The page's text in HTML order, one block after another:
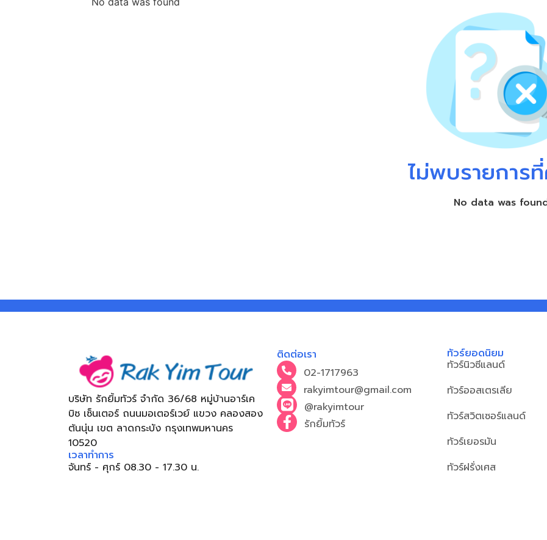
ไม่พบรายการ
No data was
บริษัท รักยิ้มทัวร์ จำกัด 36/68 หมู่บ้านอาร์เค
บิซ เซ็นเตอร์ ถนนมอเตอร์เวย์ แขวง คลองสอง
ต้นนุ่น เขต ลาดกระบัง กรุงเทพมหานคร
10520
เวลาทำการ
จันทร์ - ศุกร์ 08.30 - 17.30 น.
ติดต่อเรา
02-1717963
rakyimtour@gmail.com
@rakyimtour
รักยิ้มทัวร์
ทัวร์ยอดนิยม
ทัวร์นิวซีแลนด์
ทัวร์ออสเตรเลีย
ทัวร์สวิตเซอร์แลนด์
ทัวร์เยอรมัน
ทัวร์ฝรั่งเศส